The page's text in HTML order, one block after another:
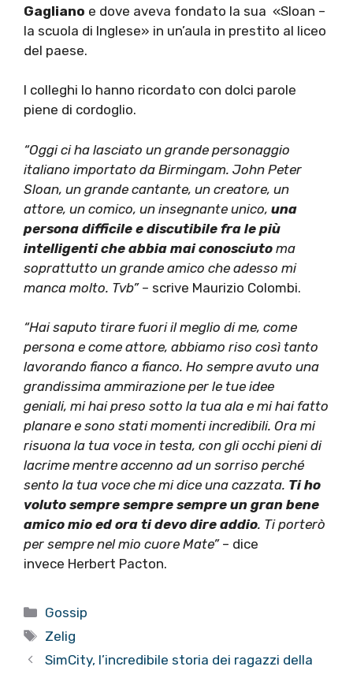
Gagliano e dove aveva fondato la sua «Sloan –
la scuola di Inglese» in un’aula in prestito al liceo
del paese.
I colleghi lo hanno ricordato con dolci parole
piene di cordoglio.
“Oggi ci ha lasciato un grande personaggio
italiano importato da Birmingam. John Peter
Sloan, un grande cantante, un creatore, un
attore, un comico, un insegnante unico, una
persona difficile e discutibile fra le più
intelligenti che abbia mai conosciuto ma
soprattutto un grande amico che adesso mi
manca molto. Tvb”– scrive Maurizio Colombi.
“Hai saputo tirare fuori il meglio di me, come
persona e come attore, abbiamo riso così tanto
lavorando fianco a fianco. Ho sempre avuto una
grandissima ammirazione per le tue idee
geniali, mi hai preso sotto la tua ala e mi hai fatto
planare e sono stati momenti incredibili. Ora mi
risuona la tua voce in testa, con gli occhi pieni di
lacrime mentre accenno ad un sorriso perché
sento la tua voce che mi dice una cazzata. Ti ho
voluto sempre sempre sempre un gran bene
amico mio ed ora ti devo dire addio. Ti porterò
per sempre nel mio cuore Mate”– dice
invece Herbert Pacton.
Categorie
Gossip
Tag
Zelig
SimCity, l’incredibile storia dei ragazzi della